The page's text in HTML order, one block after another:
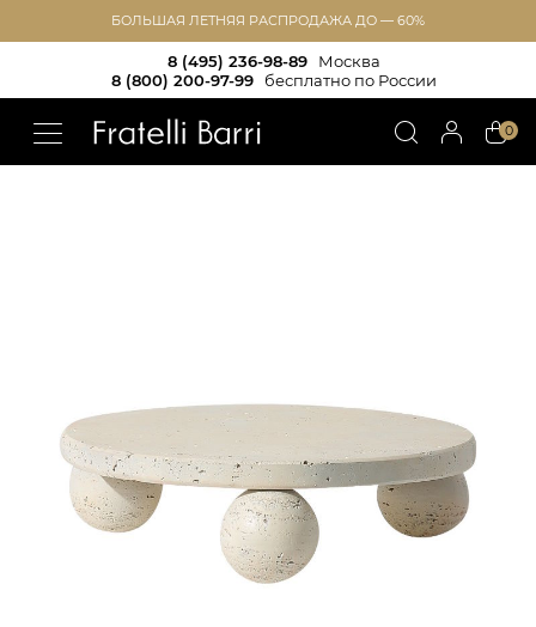
БОЛЬШАЯ ЛЕТНЯЯ РАСПРОДАЖА ДО — 60%
8 (495) 236-98-89
Москва
8 (800) 200-97-99
бесплатно по России
0